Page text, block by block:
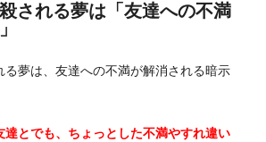
される夢は「友達への不満
る夢は、友達への不満が解消される暗示
達とでも、ちょっとした不満やすれ違い